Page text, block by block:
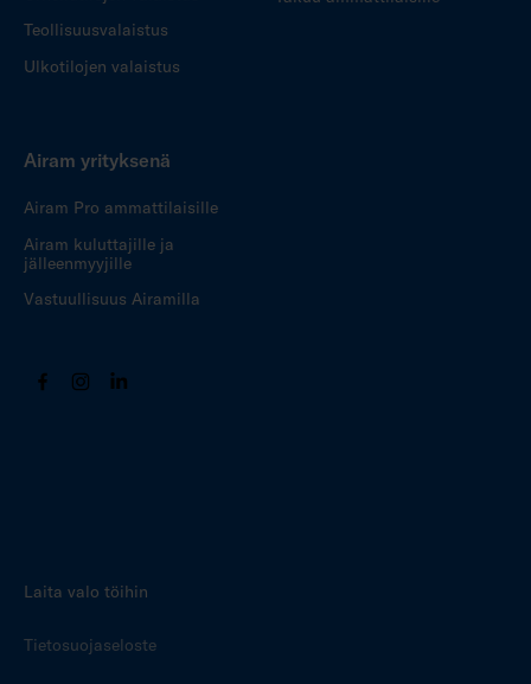
Teollisuusvalaistus
Ulkotilojen valaistus
Airam yrityksenä
Airam Pro ammattilaisille
Airam kuluttajille ja
jälleenmyyjille
Vastuullisuus Airamilla
Laita valo töihin
Tietosuojaseloste